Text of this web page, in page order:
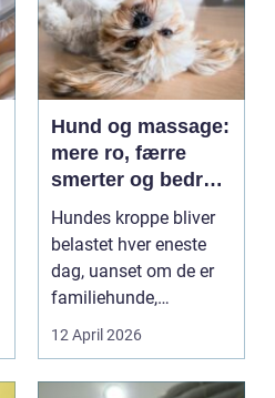
Hund og massage:
mere ro, færre
smerter og bedre
bevægelse
Hundes kroppe bliver
belastet hver eneste
dag, uanset om de er
familiehunde,
jagthunde,
konkurrenceh...
12 April 2026